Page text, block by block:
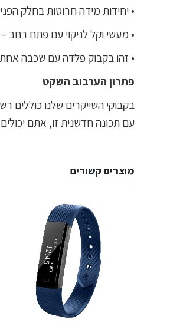
• יחידות מידה חרוטות בחלק
• מעשי וקל לניקוי עם פתח רחב
• זהו בקבוק פלדה עם שכבה
פתרון הערבוב השקט
בקבוקי השייקרים שלנו
עם תכונה חדשנית זו, אתם
מוצרים קשורים